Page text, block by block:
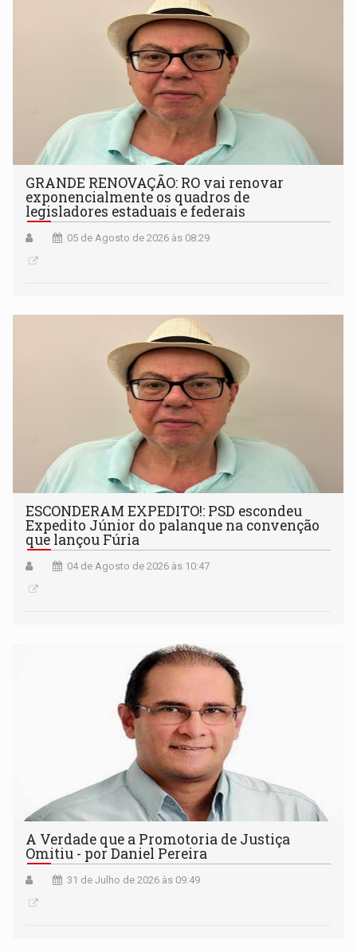
GRANDE RENOVAÇÃO: RO vai renovar
exponencialmente os quadros de
legisladores estaduais e federais
05 de Agosto de 2026 às 08:29
ESCONDERAM EXPEDITO!: PSD escondeu
Expedito Júnior do palanque na convenção
que lançou Fúria
04 de Agosto de 2026 às 10:47
A Verdade que a Promotoria de Justiça
Omitiu - por Daniel Pereira
31 de Julho de 2026 às 09:49